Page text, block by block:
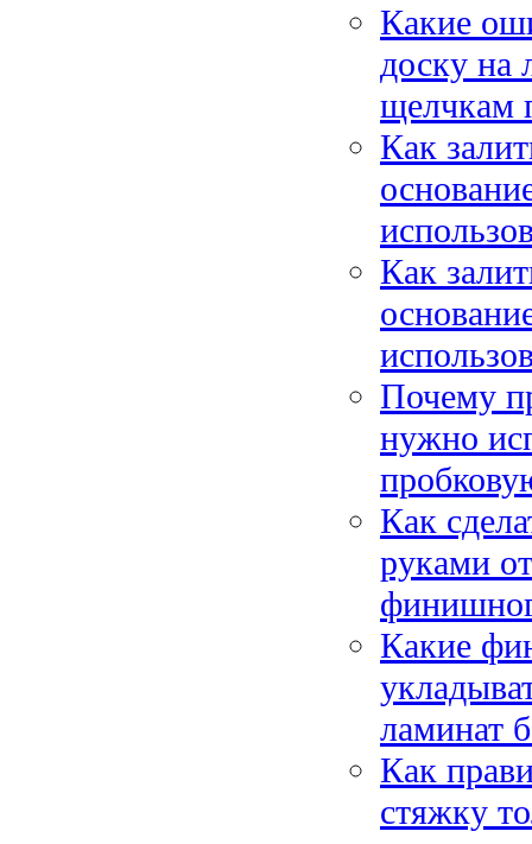
Какие
доску на
щелчкам
Как
Как
Почему
нужно
Как
руками
Какие
ламинат
Как
стяжку